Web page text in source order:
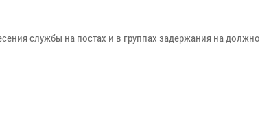
службы на постах и в группах задержания на